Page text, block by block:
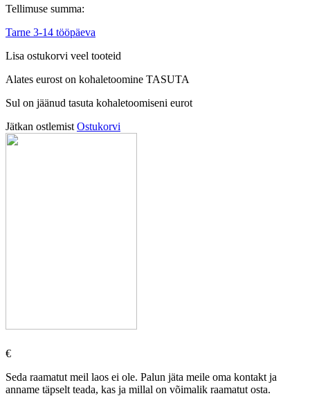
Tellimuse summa:
Tarne 3-14 tööpäeva
Lisa ostukorvi veel tooteid
Alates eurost on kohaletoomine TASUTA
Sul on jäänud tasuta kohaletoomiseni eurot
Jätkan ostlemist Ostukorvi
€
Seda raamatut meil laos ei ole. Palun jäta meile oma kontakt ja
anname täpselt teada, kas ja millal on võimalik raamatut osta.